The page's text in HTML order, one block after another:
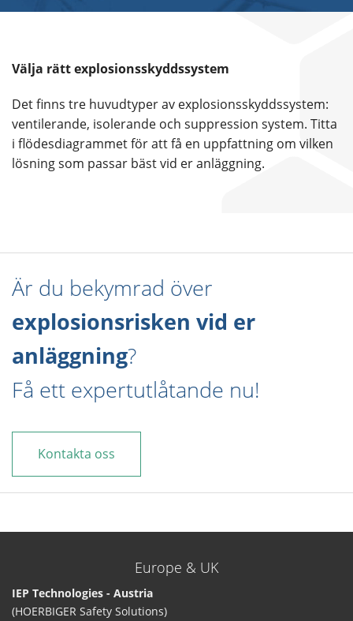
Välja rätt explosionsskyddssystem
Det finns tre huvudtyper av explosionsskyddssystem:
ventilerande, isolerande och suppression system. Titta
i flödesdiagrammet för att få en uppfattning om vilken
lösning som passar bäst vid er anläggning.
Är du bekymrad över
explosionsrisken vid er
anläggning?
Få ett expertutlåtande nu!
Kontakta oss
Europe & UK
IEP Technologies - Austria
(HOERBIGER Safety Solutions)